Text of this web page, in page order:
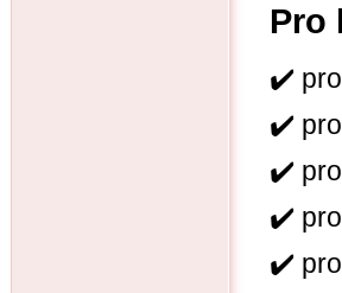
Pro
✔️
✔️ pro
✔️
✔️ pro
✔️ pro